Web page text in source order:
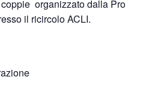
organizzato dalla Pro
il ricircolo ACLI.